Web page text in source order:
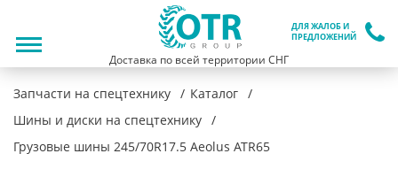
ДЛЯ ЖАЛОБ И
ПРЕДЛОЖЕНИЙ
Доставка по всей территории СНГ
Запчасти на спецтехнику
Каталог
Шины и диски на спецтехнику
Грузовые шины 245/70R17.5 Aeolus ATR65